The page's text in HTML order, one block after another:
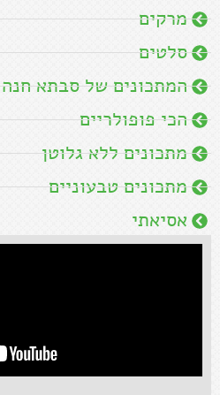
מרקים
סלטים
המתכונים של סבתא חנה
הכי פופולריים
מתכונים ללא גלוטן
מתכונים טבעוניים
אסיאתי